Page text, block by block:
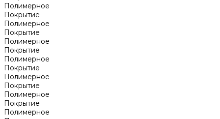
Полимерное
Покрытие
Полимерное
Покрытие
Полимерное
Покрытие
Полимерное
Покрытие
Полимерное
Покрытие
Полимерное
Покрытие
Полимерное